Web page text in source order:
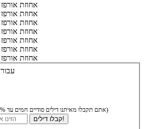
הרשמו לעדכוני SMS עבור
אתם תקבלו מאיתנו דילים סודיים חמים עד 50% הנחה!(לזמן מוגבל בלבד)
קבלו דילים!